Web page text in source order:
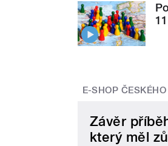
E-SHOP
Závěr
který měl